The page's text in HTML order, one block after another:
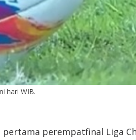
hari WIB.
perempatfinal Liga